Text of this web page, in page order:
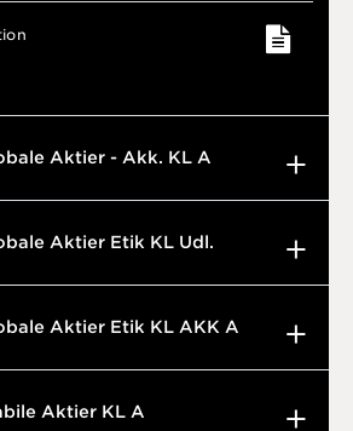
Aktier - Akk. KL A
Aktier Etik KL Udl.
Aktier Etik KL AKK A
Aktier KL A